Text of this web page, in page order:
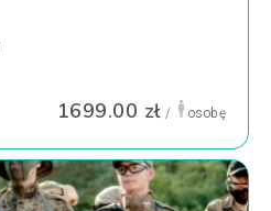
1699.00 zł / osobę